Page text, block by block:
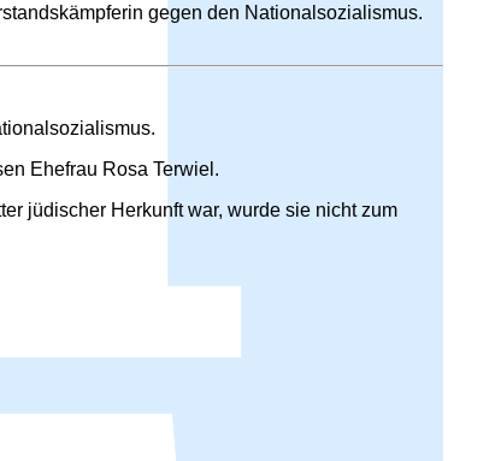
gegen den Nationalsozialismus.
Ehefrau Rosa Terwiel.
jüdischer Herkunft war, wurde sie nicht zum